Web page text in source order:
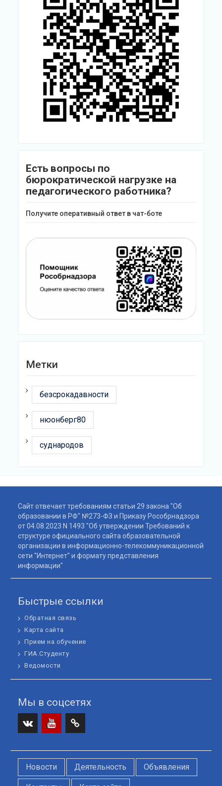
Есть вопросы по
бюрократической нагрузке на
педагогического работника?
Получите оперативный ответ в чат-боте
Метки
безсрокадавности
нюонберг80
суднародов
Сайт отвечает требованиям статьи 29 закона "Об
образовании в РФ" №273-ФЗ и Приказу Рособрнадзора
от 04.08.2023 N 1493 "Об утверждении Требований к
структуре официального сайта образовательной
организации в информационно-телекоммуникационной
сети "Интернет" и формату представления
информации"
Быстрые ссылки
Обратная связь
Карта сайта
Прием на обучение
ГИА.Студенту
Ведомости
Мы в соцсетях
Новости Деятельность Объявления